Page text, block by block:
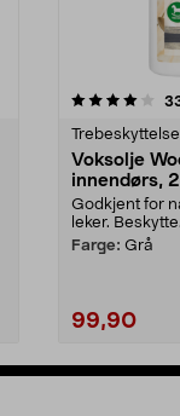
Voksolje
innendørs,
Godkjent for
leker.
Farge: Grå
99,90